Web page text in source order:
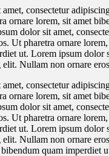
consectetur
ornare lorem, sit amet
dolor sit amet,
Ut pharetra ornare
ut. Lorem ipsum dolor
elit. Nullam non ornare
consectetur
ornare lorem, sit amet
dolor sit amet,
Ut pharetra ornare
ut. Lorem ipsum dolor
elit. Nullam non ornare
quam imperdiet